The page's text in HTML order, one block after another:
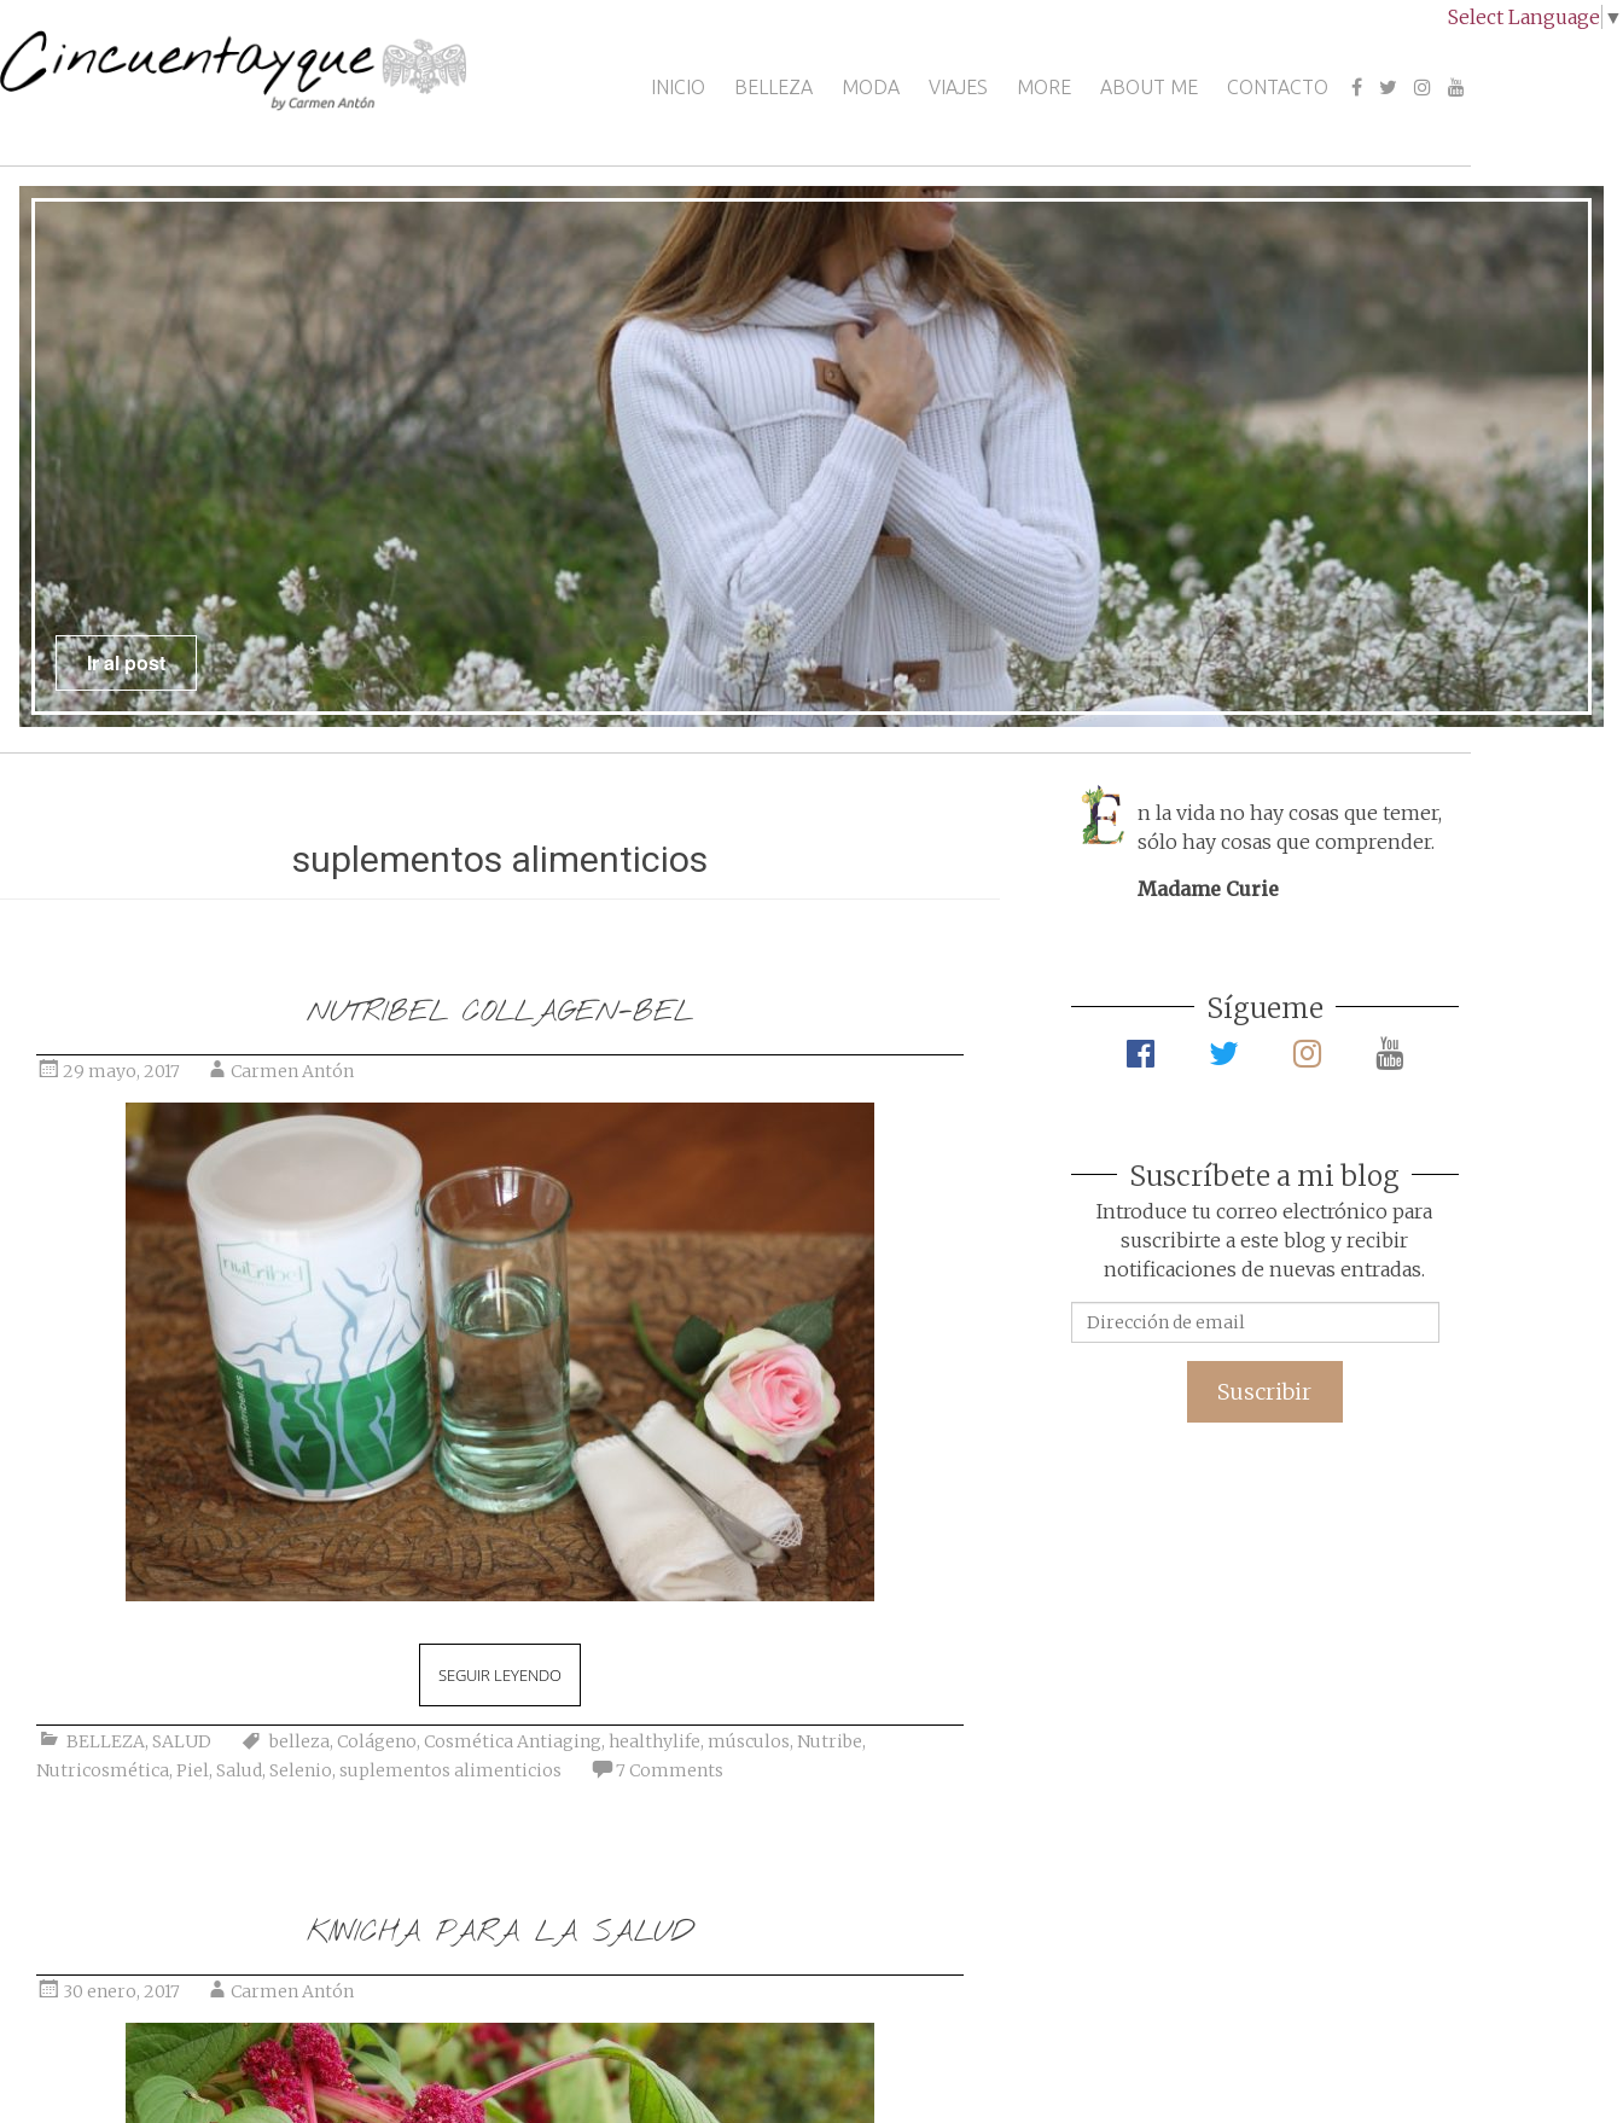
Select Language ▼
INICIO BELLEZA MODA VIAJES MORE ABOUT ME CONTACTO
Ir al post
suplementos alimenticios
NUTRIBEL COLLAGEN-BEL
29 mayo, 2017 Carmen Antón
SEGUIR LEYENDO
BELLEZA, SALUD belleza, Colágeno, Cosmética Antiaging, healthylife, músculos, Nutribe,
Nutricosmética, Piel, Salud, Selenio, suplementos alimenticios 7 Comments
KIWICHA PARA LA SALUD
30 enero, 2017 Carmen Antón
n la vida no hay cosas que temer,
sólo hay cosas que comprender.
Madame Curie
Sígueme
Suscríbete a mi blog
Introduce tu correo electrónico para
suscribirte a este blog y recibir
notificaciones de nuevas entradas.
de
Suscribir